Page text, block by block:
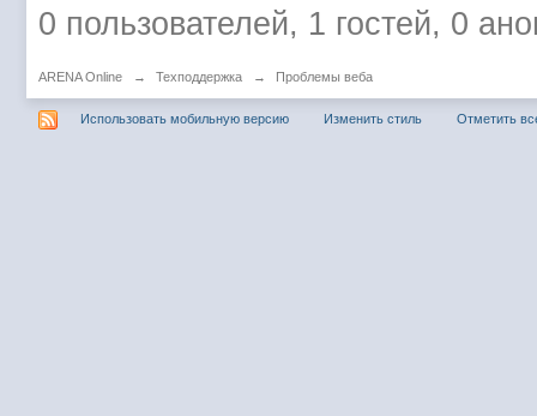
0 пользователей, 1 гостей, 0
ARENA Online → Техподдержка → Проблемы веба
Использовать мобильную версию Изменить стиль Отметить